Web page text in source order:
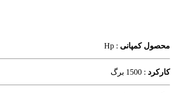
محصول کمپانی : Hp
کارکرد : 1500 برگ